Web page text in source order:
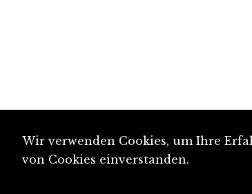
Wir verwenden Cookies, um Ihre
von Cookies einverstanden.